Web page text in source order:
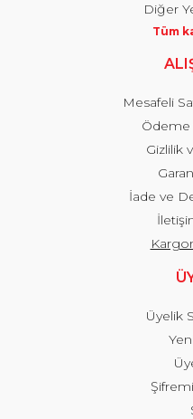
Diğer
Tüm
Mesafeli
Ödeme
Gizlilik
İade ve
Üyelik